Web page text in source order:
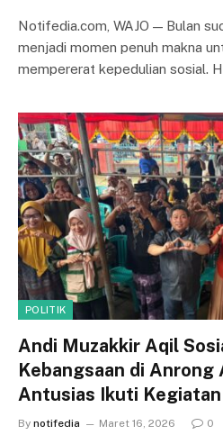
Notifedia.com, WAJO — Bulan
menjadi momen penuh makna
mempererat kepedulian sosial.
POLITIK
Andi Muzakkir Aqil
Kebangsaan di Anrong
Antusias Ikuti Kegiatan
By notifedia Maret 16, 2026 0